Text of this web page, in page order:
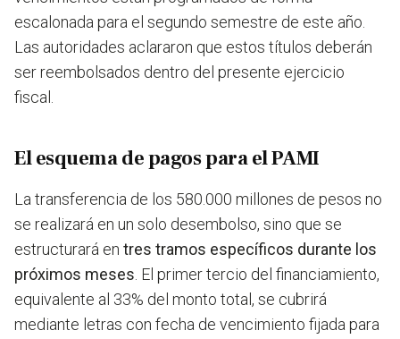
escalonada para el segundo semestre de este año.
Las autoridades aclararon que estos títulos deberán
ser reembolsados dentro del presente ejercicio
fiscal.
El esquema de pagos para el PAMI
La transferencia de los 580.000 millones de pesos no
se realizará en un solo desembolso, sino que se
estructurará en tres tramos específicos durante los
próximos meses . El primer tercio del financiamiento,
equivalente al 33% del monto total, se cubrirá
mediante letras con fecha de vencimiento fijada para